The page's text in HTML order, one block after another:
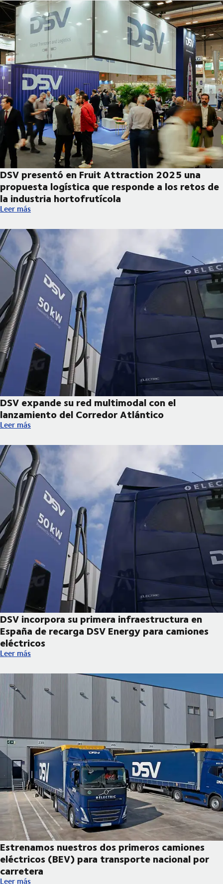
DSV presentó en Fruit Attraction 2025 una
propuesta logística que responde a los retos de
la industria hortofrutícola
DSV presentó en Fruit Attraction 2025 una propuesta
Leer más
DSV expande su red multimodal con el
lanzamiento del Corredor Atlántico
DSV expande su red multimodal con el lanzamiento del
Leer más
DSV incorpora su primera infraestructura en
España de recarga DSV Energy para camiones
eléctricos
DSV incorpora su primera infraestructura en España de
Leer más
Estrenamos nuestros dos primeros camiones
eléctricos (BEV) para transporte nacional por
carretera
Estrenamos nuestros dos primeros camiones eléctricos (BEV)
Leer más